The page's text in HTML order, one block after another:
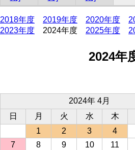
2018年度 2019年度 2020年度
2023年度
2024年度 2025年度
2024年
2024年 4月
日
月 火 水 木
1
2 3 4
7
8 9 10 11